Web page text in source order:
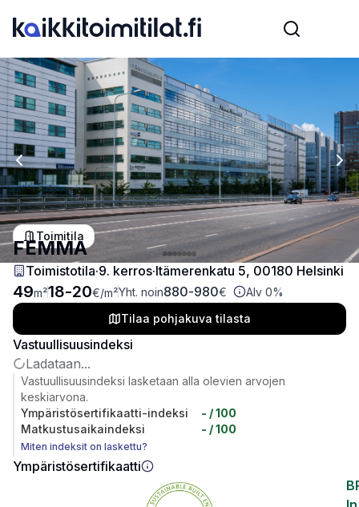
Previous slide
Toimitila
FEMMA
Toimistotila·9. kerros·Itämerenkatu 5, 00180 Helsinki
49m²18-20€/m²Yht. noin880-980€
Alv 0%
Tilaa pohjakuva tilasta
Vastuullisuusindeksi
Ladataan...
Vastuullisuusindeksi lasketaan alla olevien arvojen
keskiarvona.
Ympäristösertifikaatti-indeksi
- / 100
Matkustusaikaindeksi
- / 100
Miten indeksit on laskettu?
Ympäristösertifikaatti